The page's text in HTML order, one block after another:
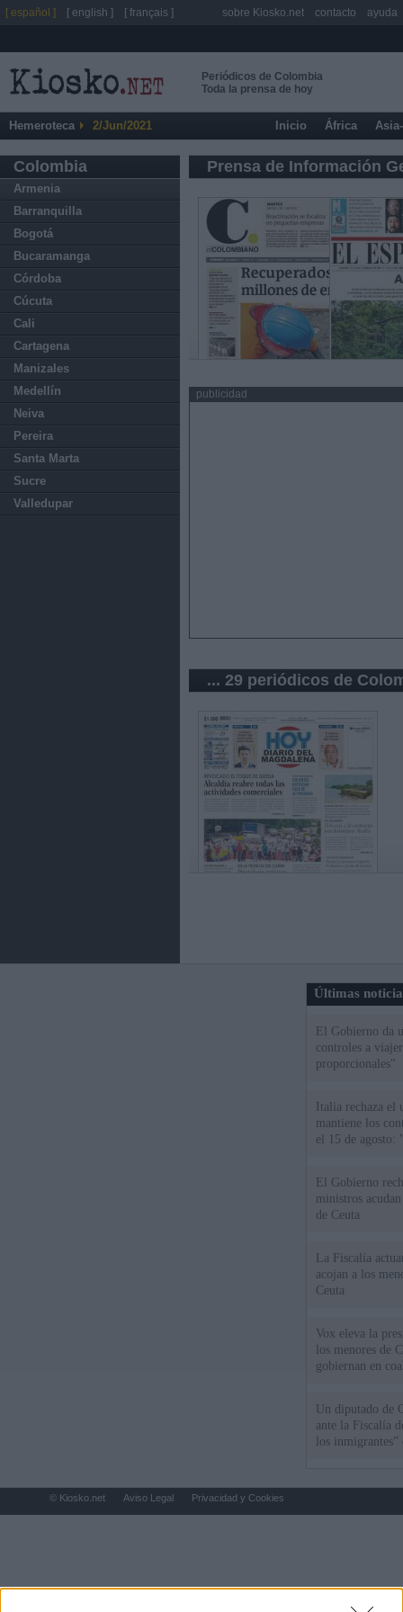
Periódicos de Colombia
Toda la prensa de hoy
Hemeroteca 2/Jun/2021 Inicio África
Colombia
Armenia
Barranquilla
Bogotá
Bucaramanga
Córdoba
Cúcuta
Cali
Cartagena
Manizales
Medellín
Neiva
Pereira
Santa Marta
Sucre
Valledupar
Prensa de Información
publicidad
... 29 periódicos de
Últimas
El Gobierno da
controles a
proporcionales"
Italia rechaza
mantiene los
el 15 de agosto:
El Gobierno
ministros
de Ceuta
La Fiscalía
acojan a los
Ceuta
Vox eleva la
los menores de
gobiernan en
Un diputado de
ante la Fiscalía
los inmigrantes”
[ español ] [ english ] [ français ] sobre Kiosko.net contacto ayuda
© Kiosko.net Aviso Legal Privacidad y Cookies